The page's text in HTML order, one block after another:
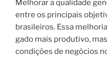
Melhorar a qualidade
entre os principais
brasileiros. Essa
gado mais produtivo,
condições de negócios